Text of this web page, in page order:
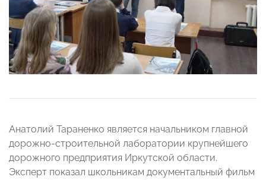
Анатолий Тараненко является начальником главной
дорожно-строительной лаборатории крупнейшего
дорожного предприятия Иркутской области.
Эксперт показал школьникам документальный фильм